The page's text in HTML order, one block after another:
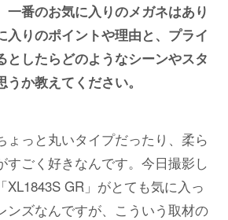
一番のお気に入りのメガネはあり
りのポイントや理由と、プライ
としたらどのようなシーンやスタ
か教えてください。
ょっと丸いタイプだったり、柔ら
すごく好きなんです。今日撮影し
XL1843S GR」がとても気に入っ
ンズなんですが、こういう取材の